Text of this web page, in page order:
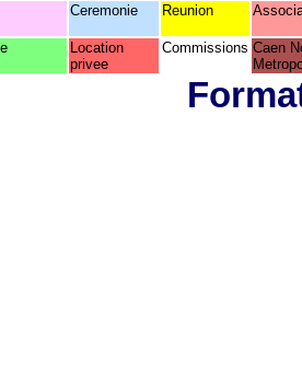
Ceremonie Reunion
Location
privee
Commissions Caen